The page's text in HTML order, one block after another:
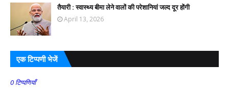
तैयारी : स्वास्थ्य बीमा लेने वालों की परेशानियां जल्द दूर होंगी
April 13, 2026
एक टिप्पणी भेजें
0 टिप्पणियाँ